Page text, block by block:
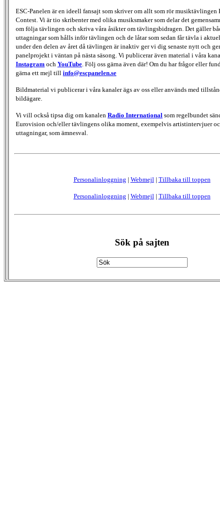
ESC-Panelen är en ideell fansajt som skriver om allt som rör musiktävlingen
Contest. Vi är tio skribenter med olika musiksmaker som delar det
om följa tävlingen och skriva våra åsikter om tävlingsbidragen. Det gäller
uttagningar som hålls inför tävlingen och de låtar som sedan får tävla i
under den delen av året då tävlingen är inaktiv ger vi dig senaste nytt och
panelprojekt i väntan på nästa säsong. Vi publicerar även material i våra
Instagram och YouTube. Följ oss gärna även där! Om du har frågor eller
gärna ett mejl till info@escpanelen.se
Bildmaterial vi publicerar i våra kanaler ägs av oss eller används med
bildägare.
Vi vill också tipsa dig om kanalen Radio International som regelbundet
Eurovision och/eller tävlingens olika moment, exempelvis artistintervjuer
uttagningar, som ämnesval.
Personalinloggning | Webmejl| Tillbaka till toppen
Personalinloggning | Webmejl| Tillbaka till toppen
Sök på sajten